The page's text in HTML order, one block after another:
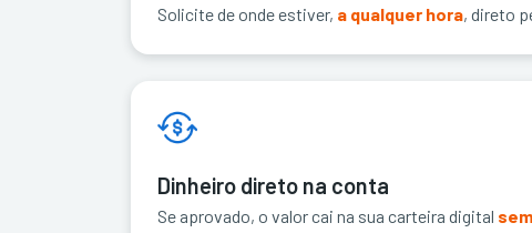
Solicite de onde estiver, a qualquer hora, direto
Dinheiro direto na conta
Se aprovado, o valor cai na sua carteira digital